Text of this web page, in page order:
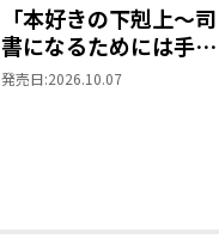
「本好きの下剋上～司
書になるためには手段
を選んでいられません
発売日:2026.10.07